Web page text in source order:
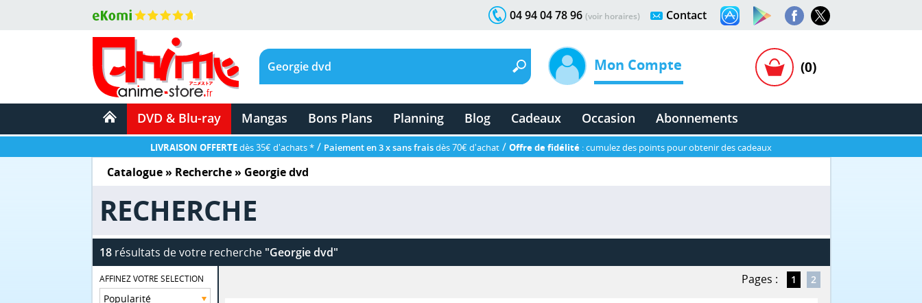
Contact
04 94 04 78 96 (voir horaires)
Mon Compte (0)
DVD & Blu-ray Mangas Bons Plans Planning Blog Cadeaux Occasion Abonnements
LIVRAISON OFFERTEdès 35€ d'achats * / Paiement en 3 x sans fraisdès 70€ d'achat / Offre de fidélité : cumulez des points pour obtenir des cadeaux
Catalogue» Recherche » Georgie dvd
RECHERCHE
18résultats de votre recherche "Georgie dvd"
AFFINEZ VOTRE SELECTION Pages : 1 2